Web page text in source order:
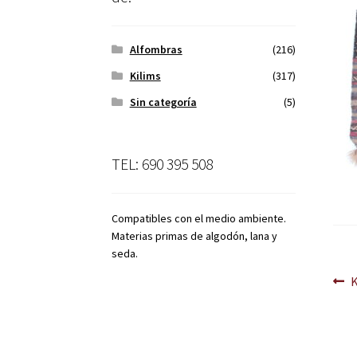
Alfombras
(216)
Kilims
(317)
Sin categoría
(5)
TEL: 690 395 508
Compatibles con el medio ambiente.
Materias primas de algodón, lana y
seda.